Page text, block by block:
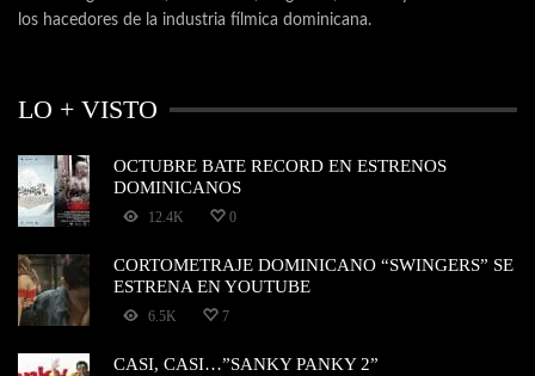
los hacedores de la industria fílmica dominicana.
LO + VISTO
OCTUBRE BATE RECORD EN ESTRENOS
DOMINICANOS
12.4K 0
CORTOMETRAJE DOMINICANO “SWINGERS” SE
ESTRENA EN YOUTUBE
6.5K 7
CASI, CASI…”SANKY PANKY 2”